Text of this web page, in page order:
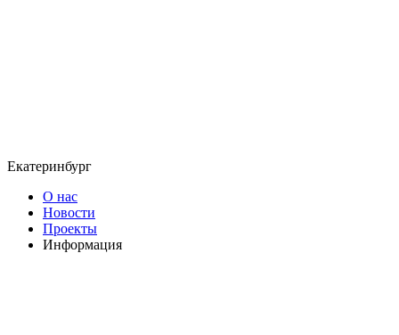
Екатеринбург
О нас
Новости
Проекты
Информация